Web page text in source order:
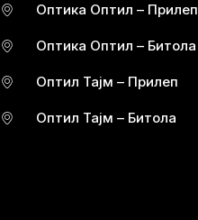
Оптика Оптил – Прилеп
Оптика Оптил – Битола
Оптил Тајм – Прилеп
Оптил Тајм – Битола